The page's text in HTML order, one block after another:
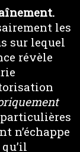
les
sur lequel
révèle
n’échappe